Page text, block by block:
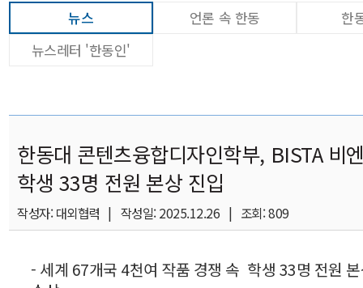
뉴스 언론 속 한동
한
뉴스레터 '한동인'
한동대 콘텐츠융합디자인학부, BISTA 비
학생 33명 전원 본상 진입
작성자: 대외협력 | 작성일: 2025.12.26 | 조회: 809
- 세계 67개국 4천여 작품 경쟁 속 학생 33명 전원